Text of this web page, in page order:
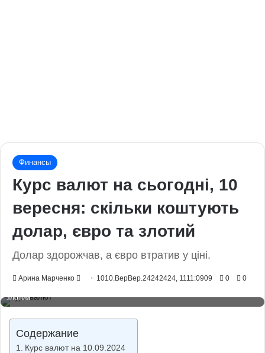
Финансы
Курс валют на сьогодні, 10
вересня: скільки коштують
долар, євро та злотий
Долар здорожчав, а євро втратив у ціні.
Арина Марченко
Send
email
1010.ВерВер.24242424, 1111:0909 0 0
злотий
Содержание
Курс валют на 10.09.2024